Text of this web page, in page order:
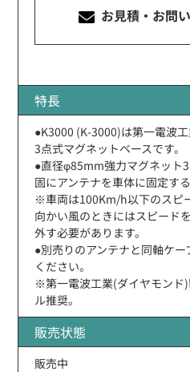
お見積・お問
特長
●K3000 (K-3000)は第一電波
3点式マグネットベースです。
●直径φ85mm強力マグネット
固にアンテナを車体に固定す
※車両は100Km/h以下のスピ
向かい風のときにはスピード
外す必要があります。
●別売りのアンテナと同軸ケ
ください。
※第一電波工業(ダイヤモンド
ル推奨。
販売状態
販売中